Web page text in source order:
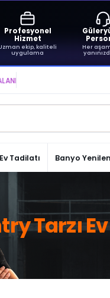
Profesyonel
Hizmet
ekip, kaliteli
uygulama
Her
YARATIYOR VE
Ev Tadilatı Banyo
Tarzı